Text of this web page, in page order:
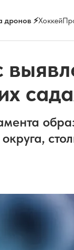
дронов ⚡Хоккей